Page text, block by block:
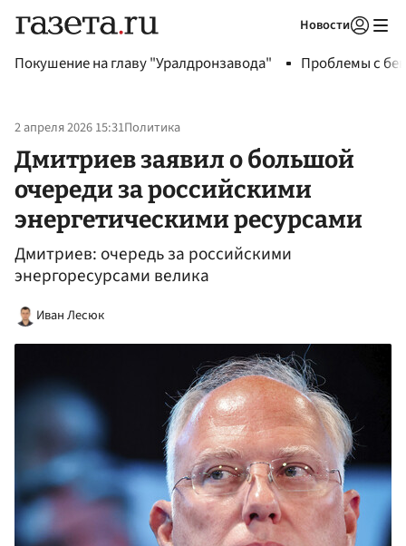
Новости
Покушение на главу "Уралдронзавода" Проблемы с
2 апреля 2026 15:31Политика
Дмитриев заявил о большой
очереди за российскими
энергетическими ресурсами
Дмитриев: очередь за российскими
энергоресурсами велика
Иван Лесюк